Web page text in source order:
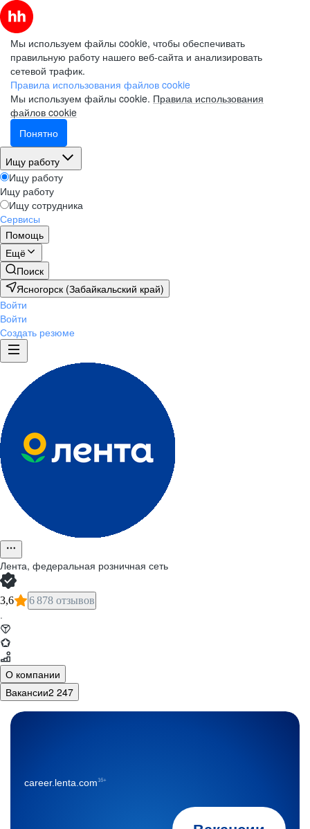
Мы используем файлы cookie, чтобы обеспечивать
правильную работу нашего веб-сайта и анализировать
сетевой трафик.
Правила использования файлов cookie
Мы используем файлы cookie. Правила использования
файлов cookie
Понятно
Ищу работу
Ищу работу
Ищу работу
Ищу сотрудника
Сервисы
Помощь
Ещё
Поиск
Ясногорск (Забайкальский край)
Войти
Войти
Создать резюме
Лента, федеральная розничная сеть
3,6 6 878 отзывов
·
О компании
Вакансии2 247
career.lenta.com16+